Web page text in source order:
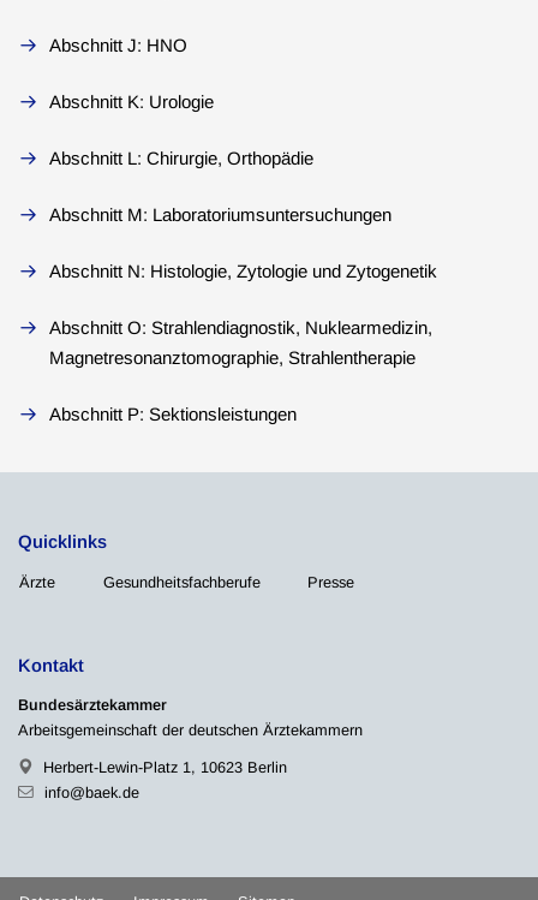
Abschnitt J: HNO
Abschnitt K: Urologie
Abschnitt L: Chirurgie, Orthopädie
Abschnitt M: Laboratoriumsuntersuchungen
Abschnitt N: Histologie, Zytologie und Zytogenetik
Abschnitt O: Strahlendiagnostik, Nuklearmedizin,
Magnetresonanztomographie, Strahlentherapie
Abschnitt P: Sektionsleistungen
Quicklinks
Ärzte Gesundheitsfachberufe Presse
Kontakt
Bundesärztekammer
Arbeitsgemeinschaft der deutschen Ärztekammern
Herbert-Lewin-Platz 1, 10623 Berlin
info@baek.de